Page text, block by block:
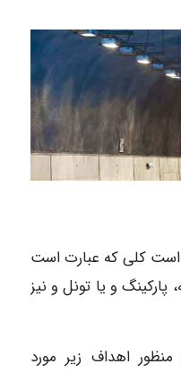
کلی که عبارت است
و یا تونل و نیز
اهداف زیر مورد